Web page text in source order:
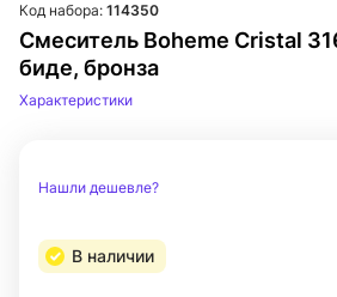
Смеситель Boheme Cristal
биде, бронза
Код набора: 114350
Характеристики
Нашли дешевле?
В наличии